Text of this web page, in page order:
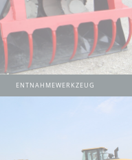
ENTNAHMEWERKZEUG